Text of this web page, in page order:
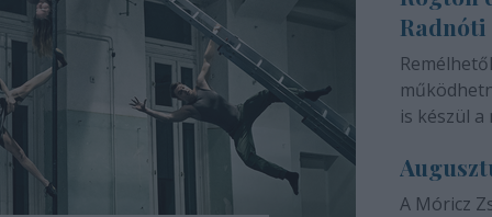
színházunk
Radnóti
is készül a
A Móricz